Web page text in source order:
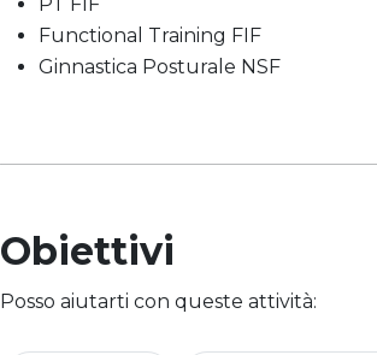
Functional Training FIF
Ginnastica Posturale NSF
Obiettivi
Posso aiutarti con queste attività: